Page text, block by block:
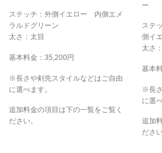
ステッチ：外側イエロー 内側エメ
ラルドグリーン
太さ：太目
基本料金：35,200円
※長さや剣先スタイルなどはご自由
に選べます。
追加料金の項目は下の一覧をご覧く
ださい。
ー
ステ
側イ
太さ
基本
※長
に選
追加
ださい